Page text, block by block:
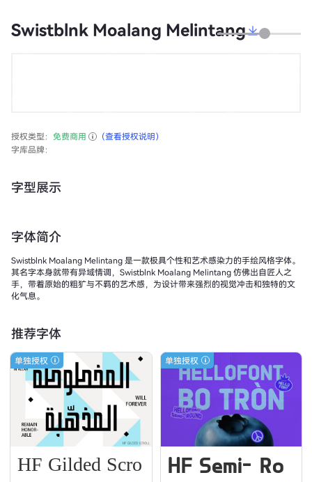
Swistblnk Moalang Melintang
授权类型： 免费商用
（查看授权说明）
字库品牌：
字型展示
字体简介
Swistblnk Moalang Melintang 是一款极具个性和艺术感染力的手绘风格字体。
其名字本身就带有异域情调，Swistblnk Moalang Melintang 仿佛出自匠人之
手，带着原始的粗犷与不羁的艺术感，为设计带来强烈的视觉冲击和独特的文
化气息。
推荐字体
单独授权
HF Gilded Scro
单独授权
HF Semi-Ro